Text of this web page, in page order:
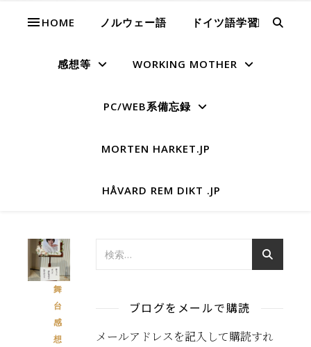
HOME ノルウェー語 ドイツ語学習
感想等 WORKING MOTHER
PC/WEB系備忘録
MORTEN HARKET.JP
HÅVARD REM DIKT .JP
舞
台
感
想
ブログをメールで購読
メールアドレスを記入して購読すれ